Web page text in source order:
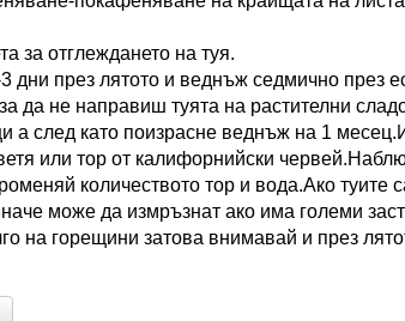
за отглеждането на туя.
дни през лятото и веднъж седмично през
да не направиш туята на растителни
а след като поизрасне веднъж на 1
или тор от калифорнийски
количеството тор и вода.Ако туите
може да измръзнат ако има големи
на горещини затова внимавай и през